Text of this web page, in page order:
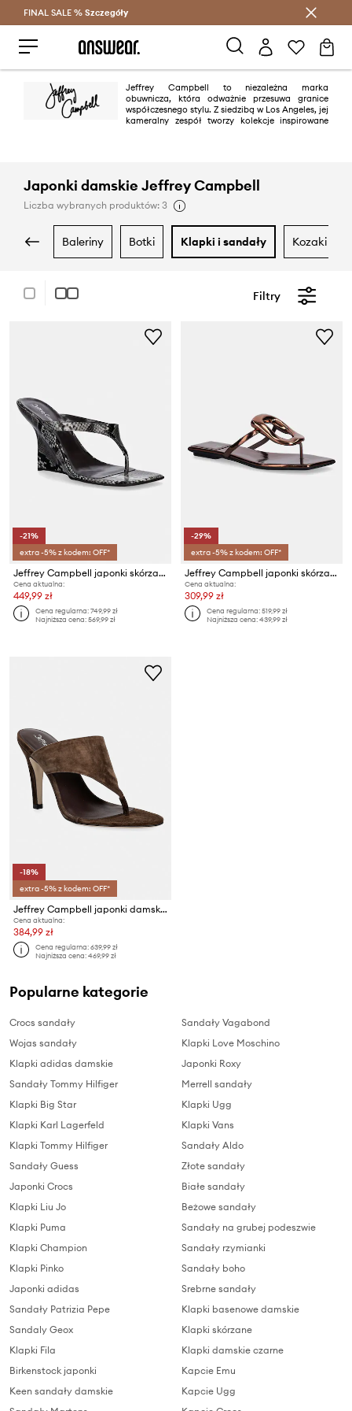
Oszczędzaj z Answear Club >
FINAL SALE % Szczegóły
Jeffrey Campbell to niezależna marka
obuwnicza, która odważnie przesuwa granice
współczesnego stylu. Z siedzibą w Los Angeles, jej
kameralny zespół tworzy kolekcje inspirowane
etnicznościach i płciach.
Japonki damskie Jeffrey Campbell
Liczba wybranych produktów: 3
baleriny botki klapki i sandały kozaki
Filtry
-21%
extra -5% z kodem: OFF*
Jeffrey Campbell japonki skórzane ROMEE
Cena aktualna:
449,99 zł
Cena regularna:749,99 zł
Najniższa cena:569,99 zł
-29%
extra -5% z kodem: OFF*
Jeffrey Campbell japonki skórzane Linques-2
Cena aktualna:
309,99 zł
Cena regularna:519,99 zł
Najniższa cena:439,99 zł
-18%
extra -5% z kodem: OFF*
Jeffrey Campbell japonki damskie zamszowe AZULA
Cena aktualna:
384,99 zł
Cena regularna:639,99 zł
Najniższa cena:469,99 zł
Popularne kategorie
Crocs sandały
Wojas sandały
Klapki adidas damskie
Sandały Tommy Hilfiger
Klapki Big Star
Klapki Karl Lagerfeld
Klapki Tommy Hilfiger
Sandały Guess
Japonki Crocs
Klapki Liu Jo
Klapki Puma
Klapki Champion
Klapki Pinko
Japonki adidas
Sandały Patrizia Pepe
Sandaly Geox
Klapki Fila
Birkenstock japonki
Keen sandały damskie
Sandały Vagabond
Klapki Love Moschino
Japonki Roxy
Merrell sandały
Klapki Ugg
Klapki Vans
Sandały Aldo
Złote sandały
Białe sandały
Beżowe sandały
Sandały na grubej podeszwie
Sandały rzymianki
Sandały boho
Srebrne sandały
Klapki basenowe damskie
Klapki skórzane
Klapki damskie czarne
Kapcie Emu
Kapcie Ugg